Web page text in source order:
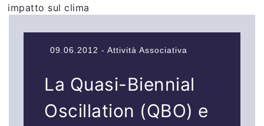
impatto sul clima
09.06.2012 - Attività Associativa
La Quasi-Biennial
Oscillation (QBO) e